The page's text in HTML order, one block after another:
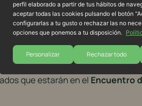
perfil elaborado a partir de tus hábitos de
aceptar todas las cookies pulsando el botón
configurarlas a tu gusto o rechazar las no
opciones que ponemos a tu disposición.
Personalizar Rechazar todo
los actores y actrices más
la temporada de premios y
2025. Estará moderado por el
se planteará una pregunta
que estarán en el Encuentro